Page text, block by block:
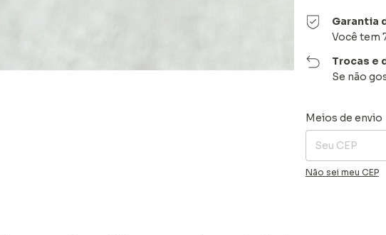
Garantia
Você tem
Trocas e
Se não
Entregas para o
Meios de envio
Não sei meu CEP